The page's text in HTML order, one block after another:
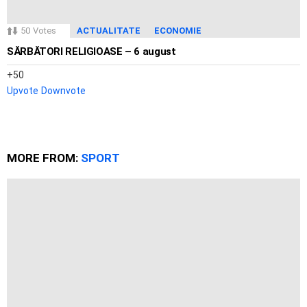
50 Votes ACTUALITATE ECONOMIE
SĂRBĂTORI RELIGIOASE – 6 august
50
Upvote Downvote
MORE FROM: SPORT